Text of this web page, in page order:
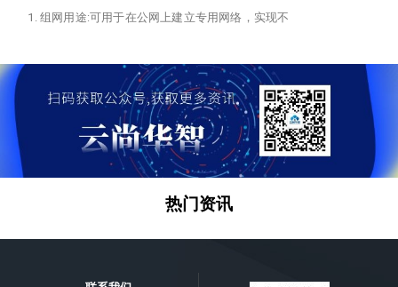
1. 组网用途:可用于在公网上建立专用网络，实现不
热门资讯